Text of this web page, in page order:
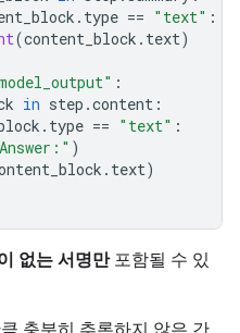
. type == "text" :
(content_block . text)
:
in step .content :
. type == "text" :
)
. text)
없는 서명만포함될 수 있